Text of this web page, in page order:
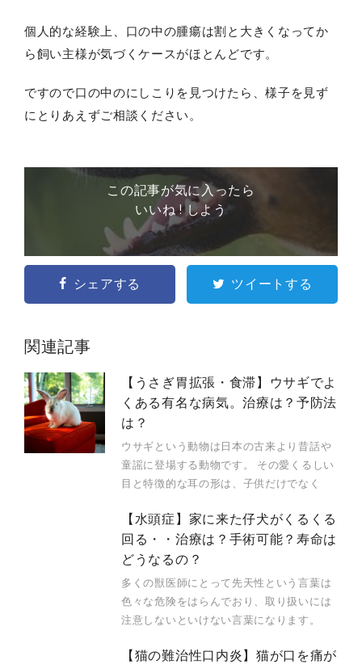
個人的な経験上、口の中の腫瘍は割と大きくなってか
ら飼い主様が気づくケースがほとんどです。
ですので口の中のにしこりを見つけたら、様子を見ず
にとりあえずご相談ください。
この記事が気に入ったら
いいね ! しよう
シェアする ツイートする
関連記事
【うさぎ胃拡張・食滞】ウサギでよ
くある有名な病気。治療は？予防法
は？
ウサギという動物は日本の古来より昔話や
童謡に登場する動物です。 その愛くるしい
目と特徴的な耳の形は、子供だけでなく
【水頭症】家に来た仔犬がくるくる
回る・・治療は？手術可能？寿命は
どうなるの？
多くの獣医師にとって先天性という言葉は
色々な危険をはらんでおり、取り扱いには
注意しないといけない言葉になります。
【猫の難治性口内炎】猫が口を痛が